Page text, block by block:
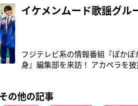
イケメンムード歌謡グル
フジテレビ系の情報番組『ぽか
身』編集部を来訪！ アカペラを
オーディション」。3000人以上
WA＆MAT
の他の記事